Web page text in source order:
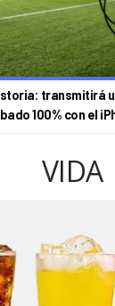
transmitirá
100% con el
VIDA